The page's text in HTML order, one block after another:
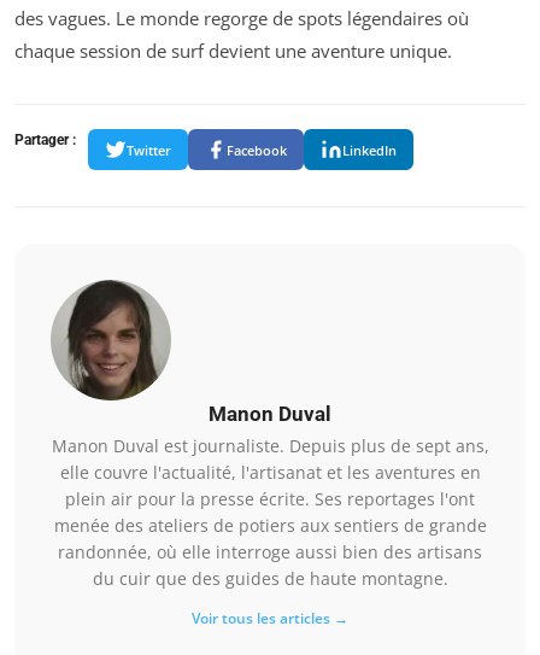
des vagues. Le monde regorge de spots légendaires où
chaque session de surf devient une aventure unique.
Partager :
Twitter Facebook LinkedIn
Manon Duval
Manon Duval est journaliste. Depuis plus de sept ans,
elle couvre l'actualité, l'artisanat et les aventures en
plein air pour la presse écrite. Ses reportages l'ont
menée des ateliers de potiers aux sentiers de grande
randonnée, où elle interroge aussi bien des artisans
du cuir que des guides de haute montagne.
Voir tous les articles →